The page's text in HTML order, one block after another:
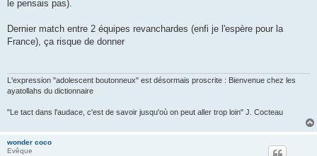
le pensais pas).
Dernier match entre 2 équipes revanchardes (enfi je l'espère pour la
France), ça risque de donner
L'expression "adolescent boutonneux" est désormais proscrite : Bienvenue chez les
ayatollahs du dictionnaire
"Le tact dans l'audace, c'est de savoir jusqu'où on peut aller trop loin" J. Cocteau
wonder coco
Evêque